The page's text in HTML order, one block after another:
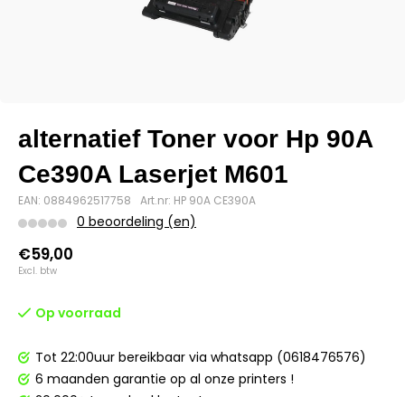
alternatief Toner voor Hp 90A
Ce390A Laserjet M601
EAN: 0884962517758 Art.nr: HP 90A CE390A
0 beoordeling (en)
€59,00
Excl. btw
Op voorraad
Tot 22:00uur bereikbaar via whatsapp (0618476576)
6 maanden garantie op al onze printers !